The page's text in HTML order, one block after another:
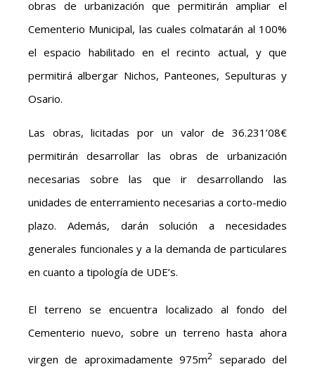
obras de urbanización que permitirán ampliar el
Cementerio Municipal, las cuales colmatarán al 100%
el espacio habilitado en el recinto actual, y que
permitirá albergar Nichos, Panteones, Sepulturas y
Osario.
Las obras, licitadas por un valor de 36.231’08€
permitirán desarrollar las obras de urbanización
necesarias sobre las que ir desarrollando las
unidades de enterramiento necesarias a corto-medio
plazo. Además, darán solución a necesidades
generales funcionales y a la demanda de particulares
en cuanto a tipología de UDE’s.
El terreno se encuentra localizado al fondo del
Cementerio nuevo, sobre un terreno hasta ahora
virgen de aproximadamente 975m2 separado del